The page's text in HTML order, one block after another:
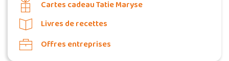
Cartes cadeau Tatie Maryse
Livres de recettes
Offres entreprises